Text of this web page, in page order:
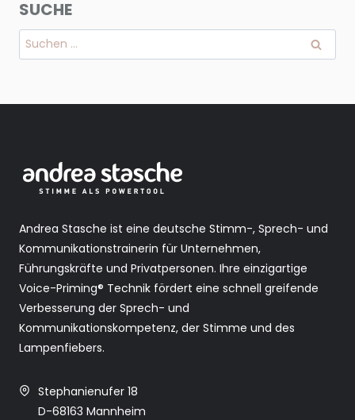
SUCHE
Suchen
nach:
Andrea Stasche ist eine deutsche Stimm-, Sprech- und
Kommunikationstrainerin für Unternehmen,
Führungskräfte und Privatpersonen. Ihre einzigartige
Voice-Priming® Technik fördert eine schnell greifende
Verbesserung der Sprech- und
Kommunikationskompetenz, der Stimme und des
Lampenfiebers.
Stephanienufer 18
D-68163 Mannheim